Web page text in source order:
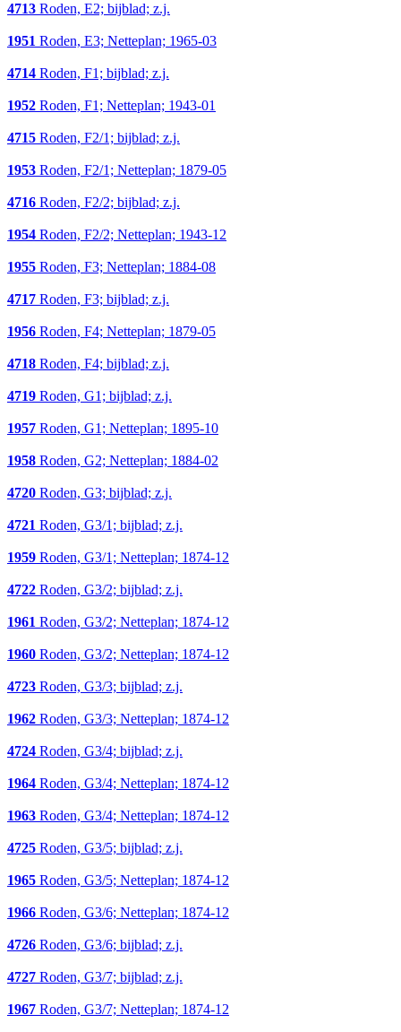
4713 Roden, E2; bijblad; z.j.
1951 Roden, E3; Netteplan; 1965-03
4714 Roden, F1; bijblad; z.j.
1952 Roden, F1; Netteplan; 1943-01
4715 Roden, F2/1; bijblad; z.j.
1953 Roden, F2/1; Netteplan; 1879-05
4716 Roden, F2/2; bijblad; z.j.
1954 Roden, F2/2; Netteplan; 1943-12
1955 Roden, F3; Netteplan; 1884-08
4717 Roden, F3; bijblad; z.j.
1956 Roden, F4; Netteplan; 1879-05
4718 Roden, F4; bijblad; z.j.
4719 Roden, G1; bijblad; z.j.
1957 Roden, G1; Netteplan; 1895-10
1958 Roden, G2; Netteplan; 1884-02
4720 Roden, G3; bijblad; z.j.
4721 Roden, G3/1; bijblad; z.j.
1959 Roden, G3/1; Netteplan; 1874-12
4722 Roden, G3/2; bijblad; z.j.
1961 Roden, G3/2; Netteplan; 1874-12
1960 Roden, G3/2; Netteplan; 1874-12
4723 Roden, G3/3; bijblad; z.j.
1962 Roden, G3/3; Netteplan; 1874-12
4724 Roden, G3/4; bijblad; z.j.
1964 Roden, G3/4; Netteplan; 1874-12
1963 Roden, G3/4; Netteplan; 1874-12
4725 Roden, G3/5; bijblad; z.j.
1965 Roden, G3/5; Netteplan; 1874-12
1966 Roden, G3/6; Netteplan; 1874-12
4726 Roden, G3/6; bijblad; z.j.
4727 Roden, G3/7; bijblad; z.j.
1967 Roden, G3/7; Netteplan; 1874-12